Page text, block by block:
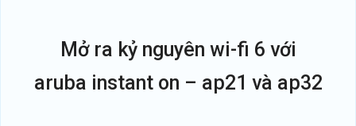
mở ra kỷ nguyên wi-fi 6 với
aruba instant on – ap21 và ap32